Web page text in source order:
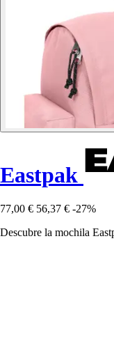
Eastpak
77,00 € 56,37 € -27%
Descubre la mochila